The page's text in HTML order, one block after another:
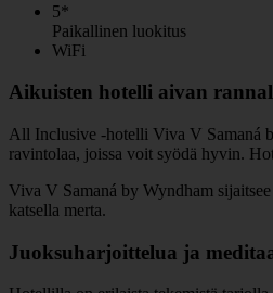
5*
Paikallinen luokitus
WiFi
Aikuisten hotelli aivan
All Inclusive -hotelli Viva V Samaná
ravintolaa, joissa voit syödä hyvin.
Viva V Samaná by Wyndham
katsella merta.
Juoksuharjoittelua ja